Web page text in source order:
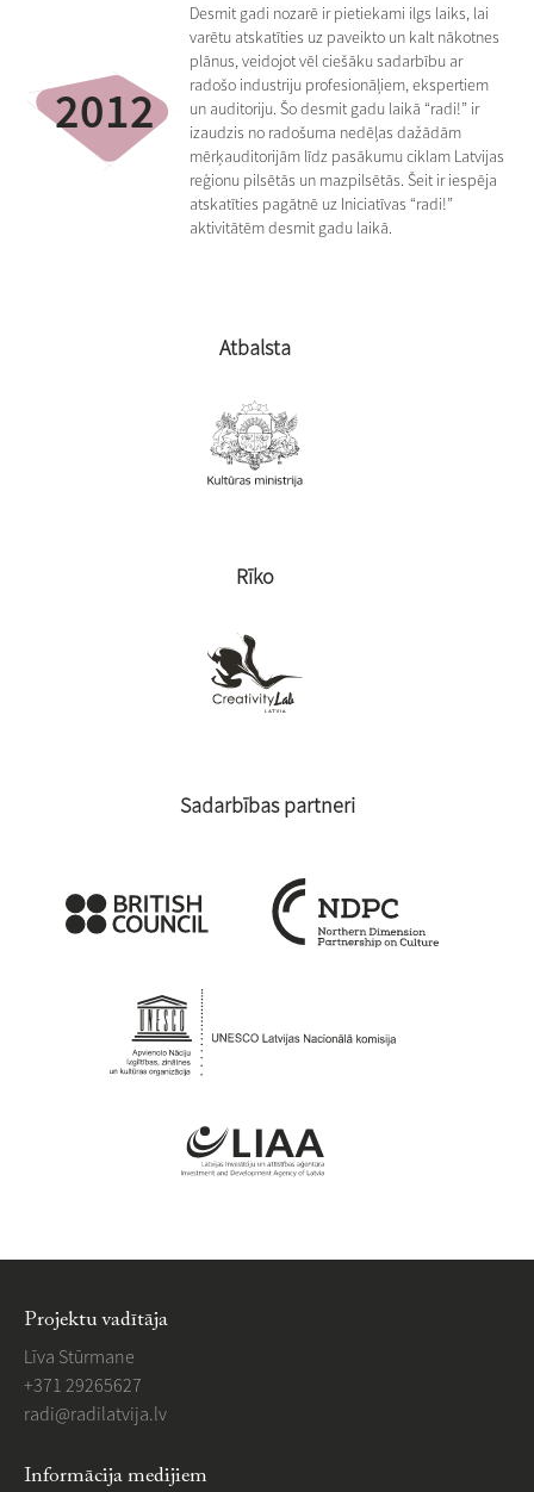
2012
Desmit gadi nozarē ir pietiekami ilgs laiks, lai
varētu atskatīties uz paveikto un kalt nākotnes
plānus, veidojot vēl ciešāku sadarbību ar
radošo industriju profesionāļiem, ekspertiem
un auditoriju. Šo desmit gadu laikā “radi!” ir
izaudzis no radošuma nedēļas dažādām
mērķauditorijām līdz pasākumu ciklam Latvijas
reģionu pilsētās un mazpilsētās. Šeit ir iespēja
atskatīties pagātnē uz Iniciatīvas “radi!”
aktivitātēm desmit gadu laikā.
Atbalsta
Rīko
Sadarbības partneri
Projektu vadītāja
Līva Stūrmane
+371 29265627
​radi@radilatvija.lv
Informācija medijiem